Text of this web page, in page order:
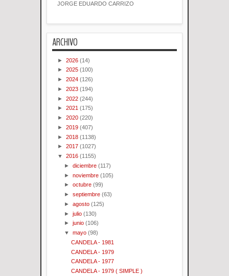
JORGE EDUARDO CARRIZO
ARCHIVO
► 2026 (14)
► 2025 (100)
► 2024 (126)
► 2023 (194)
► 2022 (244)
► 2021 (175)
► 2020 (220)
► 2019 (407)
► 2018 (1138)
► 2017 (1027)
▼ 2016 (1155)
►diciembre (117)
►noviembre (105)
►octubre (99)
►septiembre (63)
►agosto (125)
►julio (130)
►junio (106)
▼mayo (98)
CANDELA - 1981
CANDELA - 1979
CANDELA - 1977
CANDELA - 1979 ( SIMPLE )